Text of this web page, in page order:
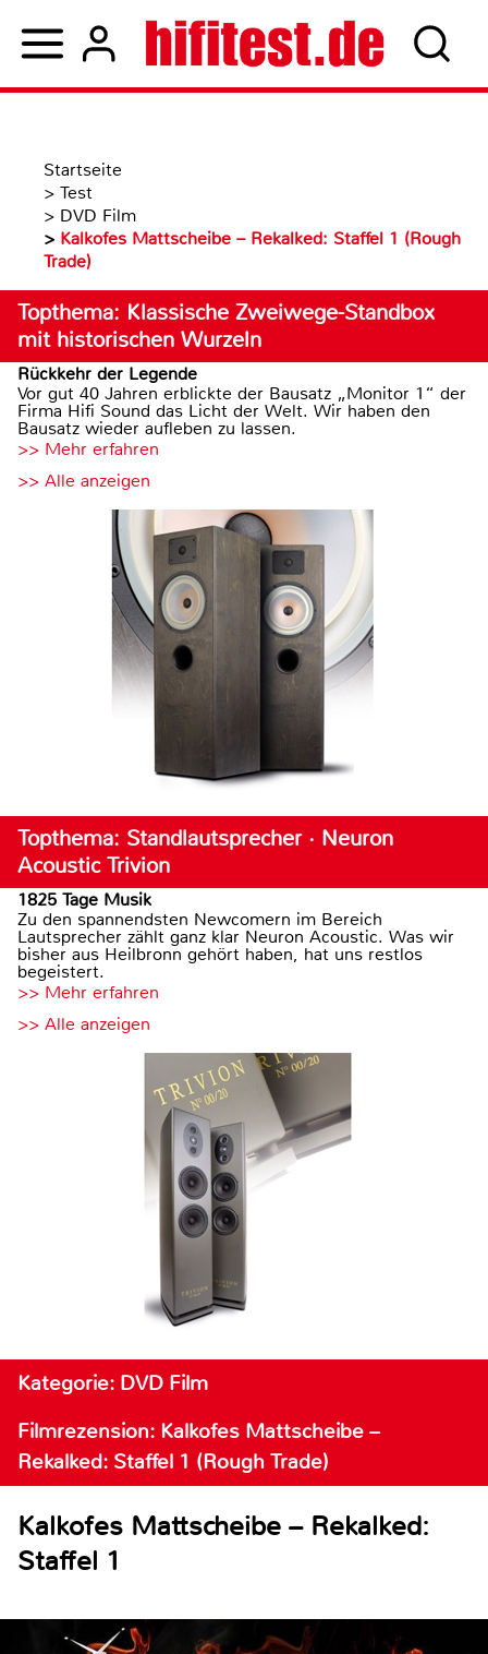
Startseite
> Test
> DVD Film
> Kalkofes Mattscheibe – Rekalked: Staffel 1 (Rough
Trade)
Topthema: Klassische Zweiwege-Standbox
mit historischen Wurzeln
Rückkehr der Legende
Vor gut 40 Jahren erblickte der Bausatz „Monitor 1“ der
Firma Hifi Sound das Licht der Welt. Wir haben den
Bausatz wieder aufleben zu lassen.
>> Mehr erfahren
>> Alle anzeigen
Topthema: Standlautsprecher · Neuron
Acoustic Trivion
1825 Tage Musik
Zu den spannendsten Newcomern im Bereich
Lautsprecher zählt ganz klar Neuron Acoustic. Was wir
bisher aus Heilbronn gehört haben, hat uns restlos
begeistert.
>> Mehr erfahren
>> Alle anzeigen
Kategorie: DVD Film
Filmrezension: Kalkofes Mattscheibe –
Rekalked: Staffel 1 (Rough Trade)
Kalkofes Mattscheibe – Rekalked:
Staffel 1